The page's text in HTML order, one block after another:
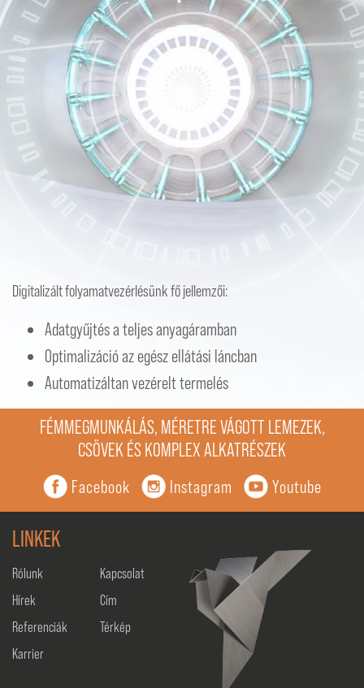
Digitalizált folyamatvezérlésünk fő jellemzői:
Adatgyűjtés a teljes anyagáramban
Optimalizáció az egész ellátási láncban
Automatizáltan vezérelt termelés
FÉMMEGMUNKÁLÁS, MÉRETRE VÁGOTT LEMEZEK,
CSÖVEK ÉS KOMPLEX ALKATRÉSZEK
Facebook Instagram Youtube
LINKEK
Rólunk
Hírek
Referenciák
Karrier
Kapcsolat
Cím
Térkép